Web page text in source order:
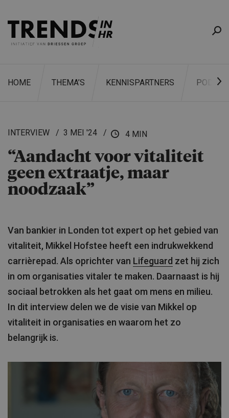
HOME THEMA’S KENNISPARTNERS
ZOEKEN
INTERVIEW 3 MEI '24 4 MIN
“Aandacht voor vitaliteit
geen extraatje, maar
noodzaak”
Van bankier in Londen tot expert op het gebied van
vitaliteit, Mikkel Hofstee heeft een indrukwekkend
carrièrepad. Als oprichter van Lifeguard zet hij zich
in om organisaties vitaler te maken. Daarnaast is hij
sociaal betrokken als het gaat om mens en milieu.
In dit interview delen we de visie van Mikkel op
vitaliteit in organisaties en waarom het zo
belangrijk is.